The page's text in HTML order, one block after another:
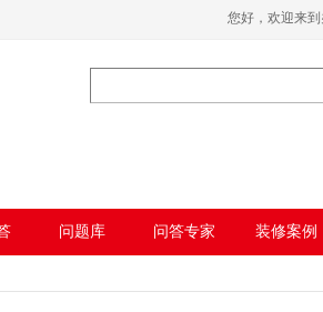
费,香蕉视频导航,黄色香蕉
APP成人污在线观看
您好，欢迎来
问题库 问答专家 装修案例